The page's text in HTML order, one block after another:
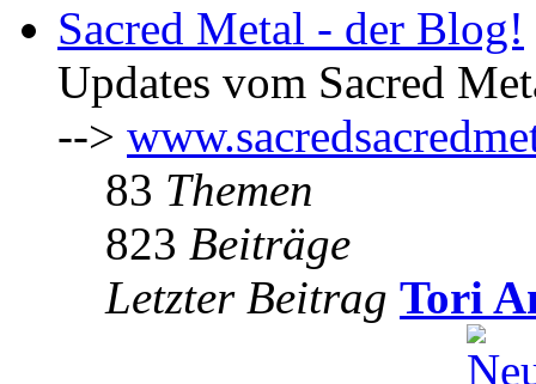
Sacred Metal - der Blog!
Updates vom Sacred
-->
83 Themen
823 Beiträge
Letzter Beitrag Tori